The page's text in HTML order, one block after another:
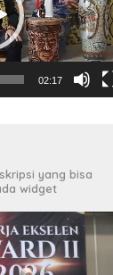
02:17
yang bisa
widget